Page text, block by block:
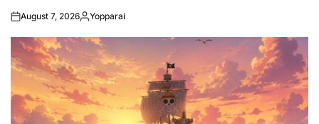
onAugust 7, 2026Posted
Yopparai